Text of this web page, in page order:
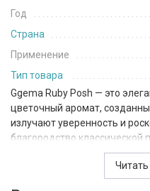
Год
Страна
Применение
Тип товара
Ggema Ruby Posh — это
цветочный аромат,
излучают уверенность и
благородство
Открытие композиции